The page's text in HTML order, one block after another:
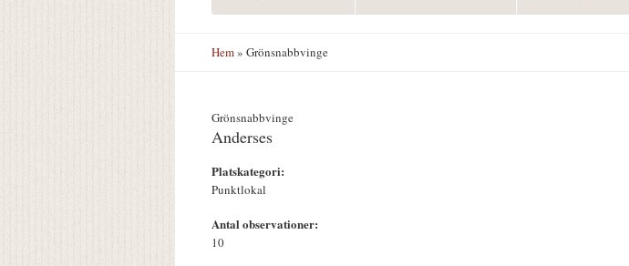
Hem» Grönsnabbvinge
Grönsnabbvinge
Anderses
Platskategori:
Punktlokal
Antal observationer:
10